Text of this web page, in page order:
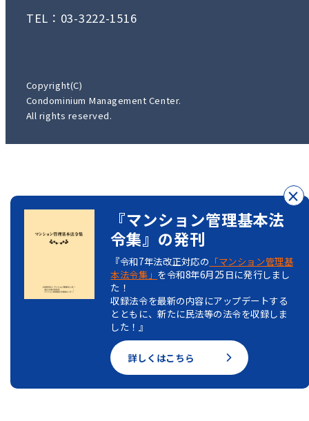
TEL：03-3222-1516
Copyright(C)
Condominium Management Center.
All rights reserved.
『マンション管理基本法
令集』の発刊
『令和7年法改正対応の 「マンション管理基
本法令集」 を令和8年6月25日に発行しまし
た！
収録法令を最新の内容にアップデートする
とともに、新たに民法等の法令を収録しま
した！』
詳しくはこちら
×